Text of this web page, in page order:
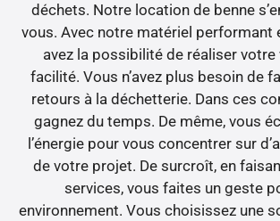
déchets. Notre location de benne
vous. Avec notre matériel performant
avez la possibilité de réaliser votre
facilité. Vous n’avez plus besoin de
retours à la déchetterie. Dans ces
gagnez du temps. De même, vous
l’énergie pour vous concentrer sur
de votre projet. De surcroît, en
services, vous faites un geste
environnement. Vous choisissez une